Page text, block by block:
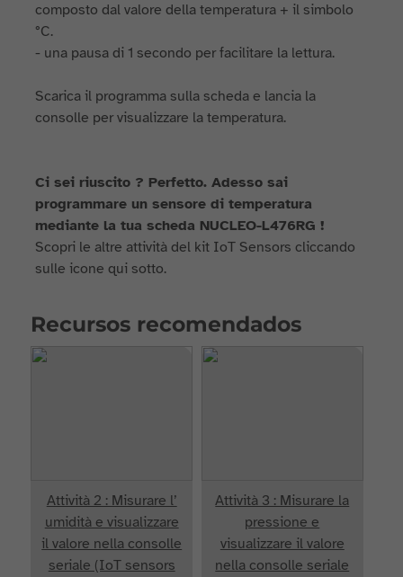
composto dal valore della temperatura + il simbolo
°C.
- una pausa di 1 secondo per facilitare la lettura.
Scarica il programma sulla scheda e lancia la
consolle per visualizzare la temperatura.
Ci sei riuscito ? Perfetto. Adesso sai
programmare un sensore di temperatura
mediante la tua scheda NUCLEO-L476RG !
Scopri le altre attività del kit IoT Sensors cliccando
sulle icone qui sotto.
Recursos recomendados
Attività 2 : Misurare l’
umidità e visualizzare
il valore nella consolle
seriale (IoT sensors
Attività 3 : Misurare la
pressione e
visualizzare il valore
nella consolle seriale